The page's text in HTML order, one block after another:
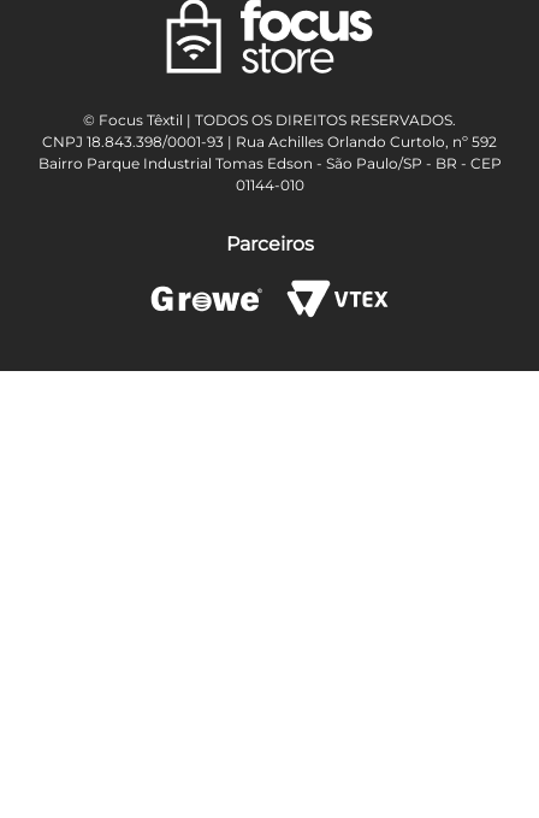
© Focus Têxtil | TODOS OS DIREITOS RESERVADOS.
CNPJ 18.843.398/0001-93 | Rua Achilles Orlando Curtolo, nº 592
Bairro Parque Industrial Tomas Edson - São Paulo/SP - BR - CEP
01144-010
Parceiros